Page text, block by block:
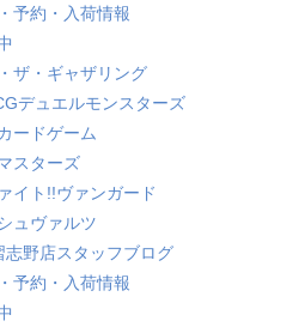
予約・入荷情報
ザ・ギャザリング
デュエルモンスターズ
ードゲーム
スターズ
イト!!ヴァンガード
ュヴァルツ
志野店スタッフブログ
予約・入荷情報